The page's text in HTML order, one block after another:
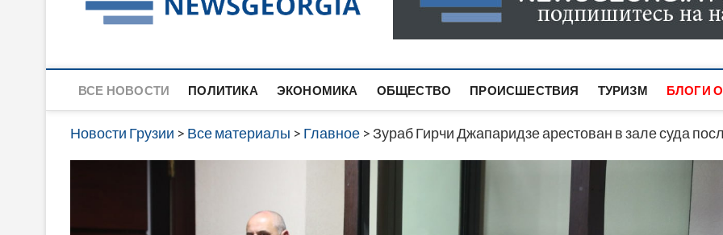
Новости Грузии
САМАЯ АКТУАЛЬНАЯ ИНФОРМАЦИЯ О СОБЫТИЯХ
САЙТЕ ВЫ НАЙДЕТЕ НОВОСТИ ПОЛИТИКИ,
ВСЕ НОВОСТИ ПОЛИТИКА ЭКОНОМИКА ОБЩЕСТВО ПРОИСШЕСТВИЯ ТУРИЗМ БЛОГИ
Новости Грузии > Все материалы > Главное >Зураб Гирчи Джапаридзе арестован в зале суда